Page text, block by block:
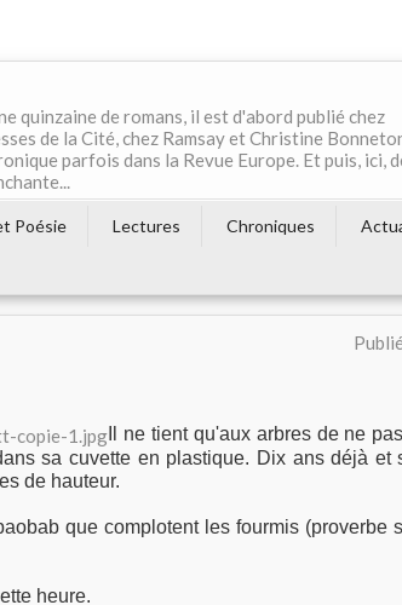
quinzaine de romans, il est d'abord publié chez
de la Cité, chez Ramsay et Christine
parfois dans la Revue Europe. Et puis, ici,
Poésie Lectures Chroniques
Il ne tient qu'aux arbres de ne
sa cuvette en plastique. Dix ans déjà et
de hauteur.
que complotent les fourmis (proverbe
heure.